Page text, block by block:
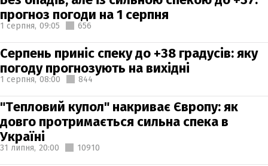
прогноз погоди на 1 серпня
1 серпня, 09:05 656
Серпень приніс спеку до +38 градусів: яку
погоду прогнозують на вихідні
1 серпня, 08:00 844
"Тепловий купол" накриває Європу: як
довго протримається сильна спека в
Україні
31 липня, 20:00 10910